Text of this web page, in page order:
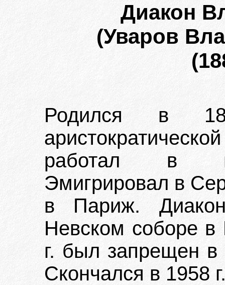
Диакон
(Уваров
Родился в
работал в
Эмигрировал в
в Париж.
Невском соборе
г. был запрещен в
Скончался в 1958